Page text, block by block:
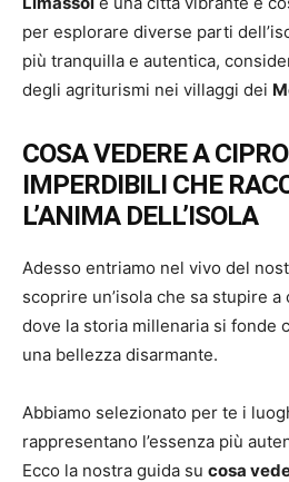
per esplorare diverse parti
più tranquilla e autentica,
degli agriturismi nei villaggi dei
COSA VEDERE A
IMPERDIBILI CHE
L’ANIMA DELL’ISOLA
Adesso entriamo nel vivo del
scoprire un’isola che sa stupire
dove la storia millenaria si fonde
una bellezza disarmante.
Abbiamo selezionato per te i
rappresentano l’essenza più
Ecco la nostra guida su cosa